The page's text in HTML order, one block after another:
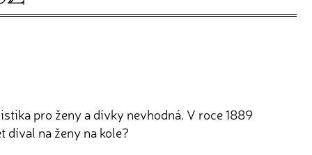
pro ženy a dívky nevhodná. V roce 1889
díval na ženy na kole?